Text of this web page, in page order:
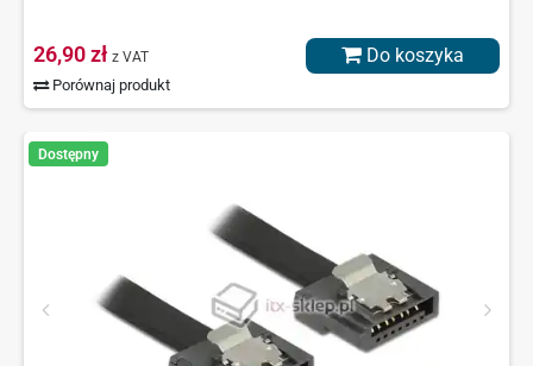
26,90 zł z VAT
Porównaj produkt
Do koszyka
Dostępny